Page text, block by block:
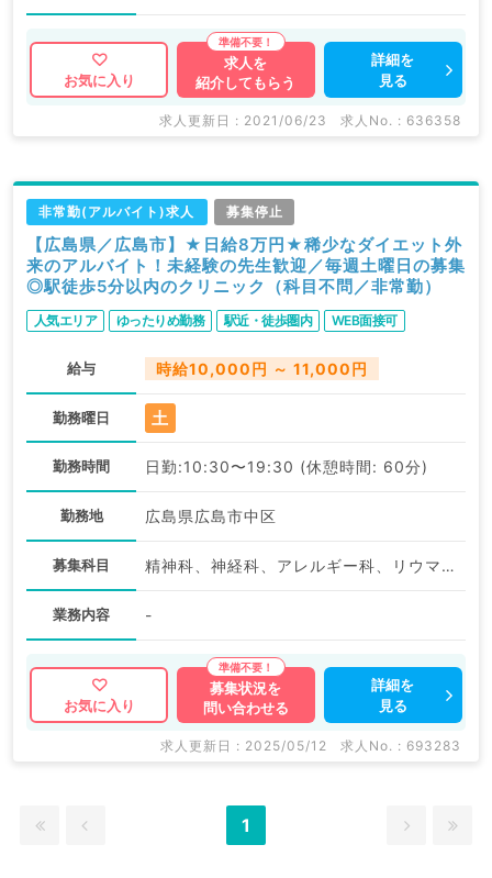
お気に入り
求人を
紹介してもらう
詳細を
見る
求人更新日 : 2021/06/23 求人No. : 636358
非常勤(アルバイト)求人 募集停止
【広島県／広島市】★日給8万円★稀少なダイエット外
来のアルバイト！未経験の先生歓迎／毎週土曜日の募集
◎駅徒歩5分以内のクリニック（科目不問／非常勤）
人気エリア ゆったりめ勤務 駅近・徒歩圏内 WEB面接可
給与 時給10,000円 ～ 11,000円
勤務曜日 土
勤務時間 日勤:10:30〜19:30 (休憩時間: 60分)
勤務地 広島県広島市中区
募集科目 精神科、神経科、アレルギー科、リウマチ科、小児科、皮膚科、産婦人科、産科、婦人科、眼科、耳鼻咽喉科、気管食道科、放射線科、リハビリテーション科、麻酔科、ペインクリニック、人工透析科、緩和ケア科、一般内科、外科系全般、一般外科、総合診療科、美容皮膚科、健診・人間ドック、救急科・ＩＣＵ、病理科、基礎医学系、その他、産業医、科目不問
業務内容 -
お気に入り
募集状況を
問い合わせる
詳細を
見る
求人更新日 : 2025/05/12 求人No. : 693283
1